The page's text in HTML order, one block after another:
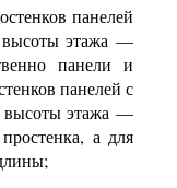
панелей
этажа —
панели и
панелей с
высоты этажа —
а для